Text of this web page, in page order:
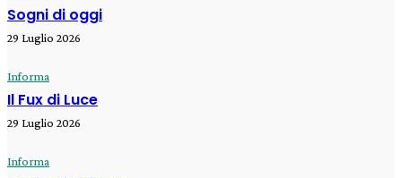
Sogni di oggi
29 Luglio 2026
Informa
Il Fux di Luce
29 Luglio 2026
Informa